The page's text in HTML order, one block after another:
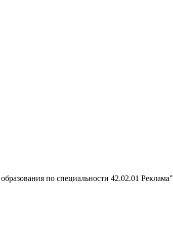
по специальности 42.02.01 Реклама"